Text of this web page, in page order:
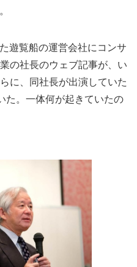
遊覧船の運営会社にコンサ
の社長のウェブ記事が、い
に、同社長が出演していた
た。一体何が起きていたの